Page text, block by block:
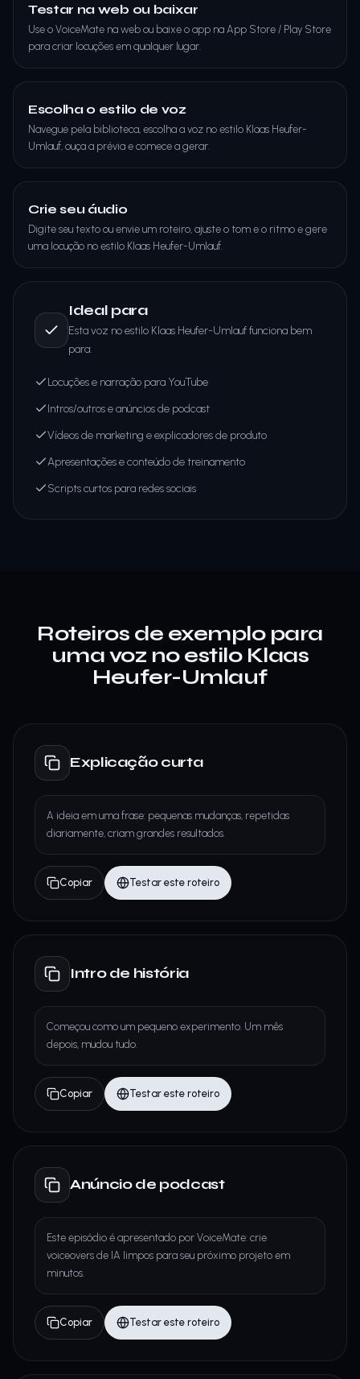
Testar na web ou baixar
Use o VoiceMate na web ou baixe o app na App Store / Play Store
para criar locuções em qualquer lugar.
Escolha o estilo de voz
Navegue pela biblioteca, escolha a voz no estilo Klaas Heufer-
Umlauf, ouça a prévia e comece a gerar.
Crie seu áudio
Digite seu texto ou envie um roteiro, ajuste o tom e o ritmo e gere
uma locução no estilo Klaas Heufer-Umlauf.
Ideal para
Esta voz no estilo Klaas Heufer-Umlauf funciona bem
para:
Locuções e narração para YouTube
Intros/outros e anúncios de podcast
Vídeos de marketing e explicadores de produto
Apresentações e conteúdo de treinamento
Scripts curtos para redes sociais
Roteiros de exemplo para
uma voz no estilo Klaas
Heufer-Umlauf
Explicação curta
A ideia em uma frase: pequenas mudanças, repetidas
diariamente, criam grandes resultados.
Copiar Testar este roteiro
Intro de história
Começou como um pequeno experimento. Um mês
depois, mudou tudo.
Copiar Testar este roteiro
Anúncio de podcast
Este episódio é apresentado por VoiceMate: crie
voiceovers de IA limpos para seu próximo projeto em
minutos.
Copiar Testar este roteiro